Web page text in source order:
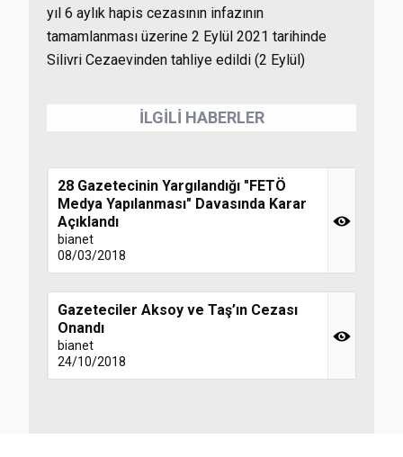
yıl 6 aylık hapis cezasının infazının
tamamlanması üzerine 2 Eylül 2021 tarihinde
Silivri Cezaevinden tahliye edildi (2 Eylül)
İLGİLİ HABERLER
28 Gazetecinin Yargılandığı "FETÖ
Medya Yapılanması" Davasında Karar
Açıklandı
bianet
08/03/2018
Gazeteciler Aksoy ve Taş’ın Cezası
Onandı
bianet
24/10/2018